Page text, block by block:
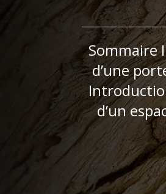
Sommaire
d’une
d’un